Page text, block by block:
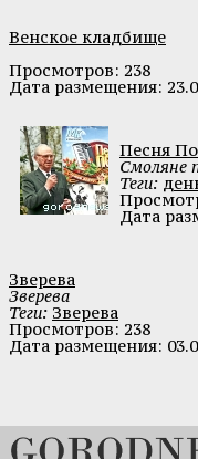
Венское кладбище
Просмотров: 238
Дата размещения:
Песня
Смоляне
Теги:
Дата
Зверева
Зверева
Теги: Зверева
Просмотров: 238
Дата размещения: